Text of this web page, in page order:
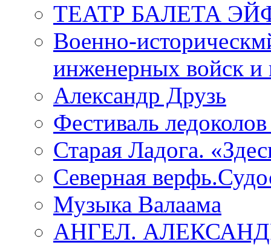
ТЕАТР БАЛЕТА
Военно-
инженерных войск и
Александр Друзь
Фестиваль
Старая Ладога.
Северная
Музыка Валаама
АНГЕЛ.